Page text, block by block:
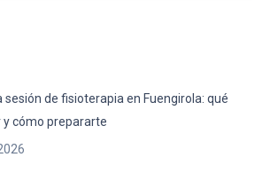
sesión de fisioterapia en Fuengirola: qué
y cómo prepararte